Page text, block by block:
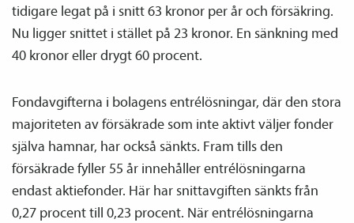
tidigare legat på i snitt 63 kronor per år och försäkring.
Nu ligger snittet i stället på 23 kronor. En sänkning med
40 kronor eller drygt 60 procent.
Fondavgifterna i bolagens entrélösningar, där den stora
majoriteten av försäkrade som inte aktivt väljer fonder
själva hamnar, har också sänkts. Fram tills den
försäkrade fyller 55 år innehåller entrélösningarna
endast aktiefonder. Här har snittavgiften sänkts från
0,27 procent till 0,23 procent. När entrélösningarna